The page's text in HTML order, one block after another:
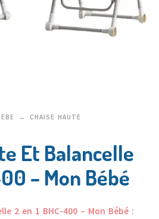
CHAISE HAUTE
Et Balancelle
– Mon Bébé
2 en 1 BHC-400 – Mon Bébé :